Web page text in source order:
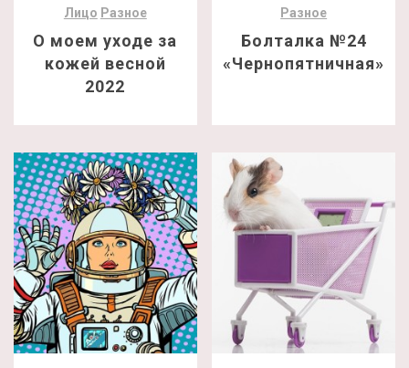
Лицо Разное
О моем уходе за
кожей весной
2022
Разное
Болталка №24
«Чернопятничная»